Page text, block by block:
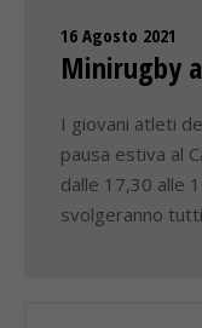
16 Agosto 2021
Minirugby
I giovani atleti
pausa estiva al
dalle 17,30 alle
svolgeranno